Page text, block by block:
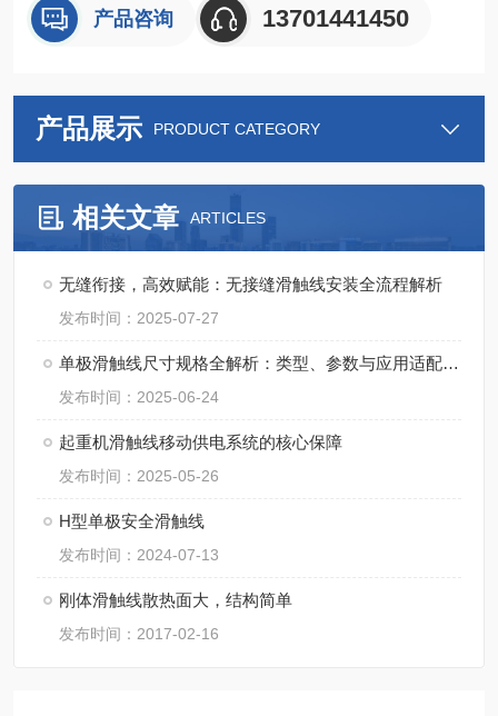
产品咨询 13701441450
产品展示 PRODUCT CATEGORY
相关文章 ARTICLES
无缝衔接，高效赋能：无接缝滑触线安装全流程解析
发布时间：2025-07-27
单极滑触线尺寸规格全解析：类型、参数与应用适配指南
发布时间：2025-06-24
起重机滑触线移动供电系统的核心保障
发布时间：2025-05-26
H型单极安全滑触线
发布时间：2024-07-13
刚体滑触线散热面大，结构简单
发布时间：2017-02-16